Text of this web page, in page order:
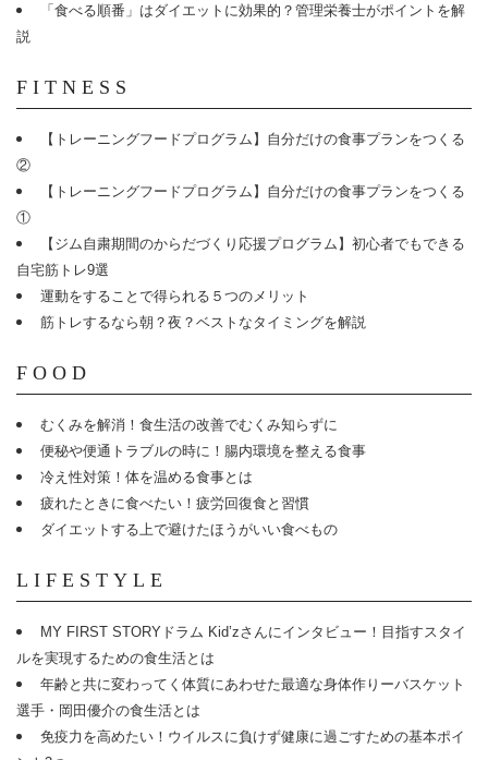
「食べる順番」はダイエットに効果的？管理栄養士がポイントを解
説
FITNESS
【トレーニングフードプログラム】自分だけの食事プランをつくる
②
【トレーニングフードプログラム】自分だけの食事プランをつくる
①
【ジム自粛期間のからだづくり応援プログラム】初心者でもできる
自宅筋トレ9選
運動をすることで得られる５つのメリット
筋トレするなら朝？夜？ベストなタイミングを解説
FOOD
むくみを解消！食生活の改善でむくみ知らずに
便秘や便通トラブルの時に！腸内環境を整える食事
冷え性対策！体を温める食事とは
疲れたときに食べたい！疲労回復食と習慣
ダイエットする上で避けたほうがいい食べもの
LIFESTYLE
MY FIRST STORYドラム Kid’zさんにインタビュー！目指すスタイ
ルを実現するための食生活とは
年齢と共に変わってく体質にあわせた最適な身体作りーバスケット
選手・岡田優介の食生活とは
免疫力を高めたい！ウイルスに負けず健康に過ごすための基本ポイ